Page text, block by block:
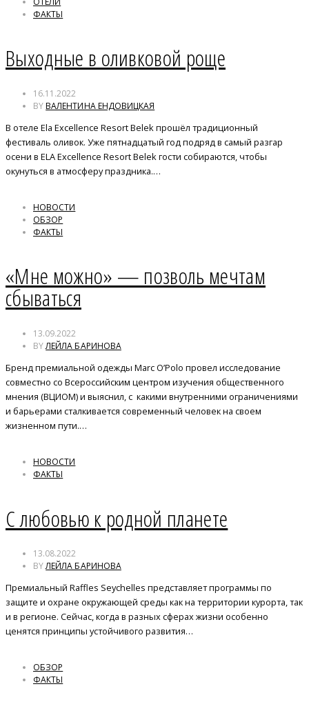
ФАКТЫ
Выходные в оливковой роще
16.11.2022
BYВАЛЕНТИНА ЕНДОВИЦКАЯ
В отеле Ela Excellence Resort Belek прошёл традиционный
фестиваль оливок. Уже пятнадцатый год подряд в самый разгар
осени в ELA Excellence Resort Belek гости собираются, чтобы
окунуться в атмосферу праздника.…
НОВОСТИ
ОБЗОР
ФАКТЫ
«Мне можно» — позволь мечтам
сбываться
13.09.2022
BYЛЕЙЛА БАРИНОВА
Бренд премиальной одежды Marc O’Polo провел исследование
совместно со Всероссийским центром изучения общественного
мнения (ВЦИОМ) и выяснил, с какими внутренними ограничениями
и барьерами сталкивается современный человек на своем
жизненном пути.…
НОВОСТИ
ФАКТЫ
С любовью к родной планете
13.08.2022
BYЛЕЙЛА БАРИНОВА
Премиальный Raffles Seychelles представляет программы по
защите и охране окружающей среды как на территории курорта, так
и в регионе. Сейчас, когда в разных сферах жизни особенно
ценятся принципы устойчивого развития…
ОБЗОР
ФАКТЫ